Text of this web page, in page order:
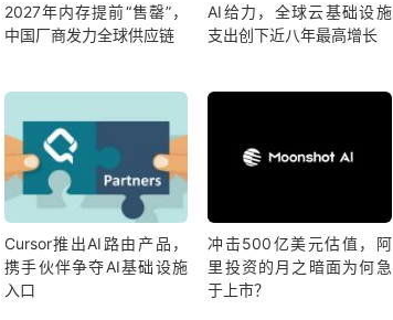
2027年内存提前“售罄”，
中国厂商发力全球供应链
AI给力，全球云基础设施
支出创下近八年最高增长
Cursor推出AI路由产品，
携手伙伴争夺AI基础设施
入口
冲击500亿美元估值，阿
里投资的月之暗面为何急
于上市？